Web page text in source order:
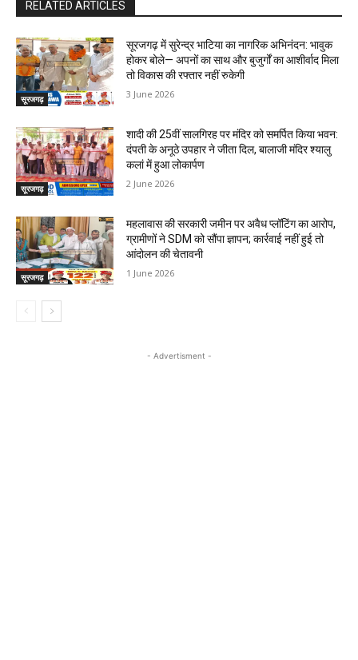
RELATED ARTICLES
सूरजगढ़
सूरजगढ़ में सुरेन्द्र भाटिया का नागरिक अभिनंदन: भावुक
होकर बोले— अपनों का साथ और बुजुर्गों का आशीर्वाद मिला
तो विकास की रफ्तार नहीं रुकेगी
3 June 2026
सूरजगढ़
शादी की 25वीं सालगिरह पर मंदिर को समर्पित किया भवन:
दंपती के अनूठे उपहार ने जीता दिल, बालाजी मंदिर श्यालु
कलां में हुआ लोकार्पण
2 June 2026
सूरजगढ़
महलावास की सरकारी जमीन पर अवैध प्लॉटिंग का आरोप,
ग्रामीणों ने SDM को सौंपा ज्ञापन; कार्रवाई नहीं हुई तो
आंदोलन की चेतावनी
1 June 2026
- Advertisment -